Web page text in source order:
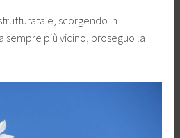
e, scorgendo in
sempre più vicino, proseguo la